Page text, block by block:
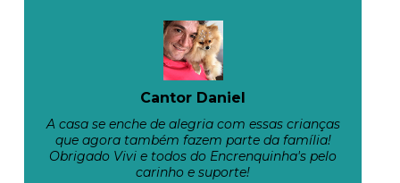
Cantor Daniel
A casa se enche de alegria com essas crianças
que agora também fazem parte da família!
Obrigado Vivi e todos do Encrenquinha's pelo
carinho e suporte!